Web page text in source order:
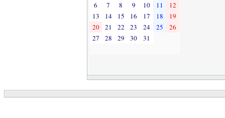
6
7 8 9 10 11
12
13
14 15 16 17 18
19
20
21 22 23 24 25
26
27
28 29 30 31